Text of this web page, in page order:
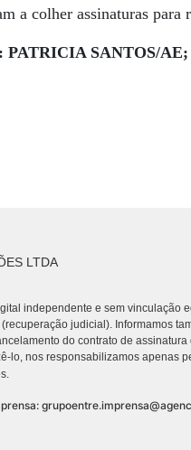
a colher assinaturas para
PATRICIA SANTOS/
LTDA
independente e sem vinculação
judicial). Informamos
do contrato de
lo, nos responsabilizamos apenas